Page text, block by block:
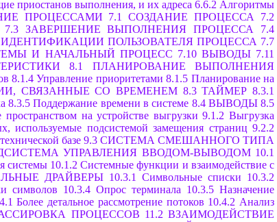
приостанов выполнения, и их адреса 6.6.2 Алгоритмы
ПРОЦЕССАМИ 7.1 СОЗДАНИЕ ПРОЦЕССА
7.2
7.3 ЗАВЕРШЕНИЕ ВЫПОЛНЕНИЯ ПРОЦЕССА
7.4
ИДЕНТИФИКАЦИИ ПОЛЬЗОВАТЕЛЯ ПРОЦЕССА 7.7
И НАЧАЛЬНЫЙ ПРОЦЕСС 7.10 ВЫВОДЫ 7.11
8.1 ПЛАНИРОВАНИЕ ВЫПОЛНЕНИЯ
8.1.4 Управление приоритетами 8.1.5 Планирование на
СВЯЗАННЫЕ СО ВРЕМЕНЕМ 8.3 ТАЙМЕР 8.3.1
8.3.5 Поддержание времени в системе 8.4 ВЫВОДЫ 8.5
на устройстве выгрузки 9.1.2 Выгрузка
используемые подсистемой замещения страниц 9.2.2
базе 9.3 СИСТЕМА СМЕШАННОГО ТИПА
УПРАВЛЕНИЯ ВВОДОМ-ВЫВОДОМ 10.1
системы 10.1.2 Системные функции и взаимодействие с
ДРАЙВЕРЫ 10.3.1 Символьные списки 10.3.2
символов 10.3.4 Опрос терминала 10.3.5 Назначение
Более детальное рассмотрение потоков 10.4.2 Анализ
ПРОЦЕССОВ 11.2 ВЗАИМОДЕЙСТВИЕ